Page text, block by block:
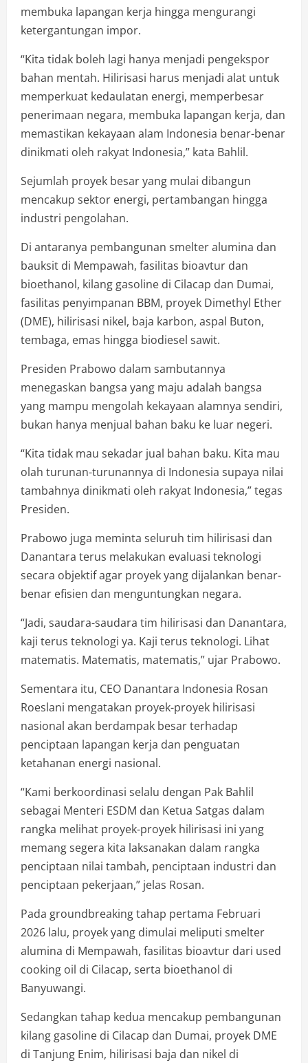
membuka lapangan kerja hingga mengurangi
ketergantungan impor.
“Kita tidak boleh lagi hanya menjadi pengekspor
bahan mentah. Hilirisasi harus menjadi alat untuk
memperkuat kedaulatan energi, memperbesar
penerimaan negara, membuka lapangan kerja, dan
memastikan kekayaan alam Indonesia benar-benar
dinikmati oleh rakyat Indonesia,” kata Bahlil.
Sejumlah proyek besar yang mulai dibangun
mencakup sektor energi, pertambangan hingga
industri pengolahan.
Di antaranya pembangunan smelter alumina dan
bauksit di Mempawah, fasilitas bioavtur dan
bioethanol, kilang gasoline di Cilacap dan Dumai,
fasilitas penyimpanan BBM, proyek Dimethyl Ether
(DME), hilirisasi nikel, baja karbon, aspal Buton,
tembaga, emas hingga biodiesel sawit.
Presiden Prabowo dalam sambutannya
menegaskan bangsa yang maju adalah bangsa
yang mampu mengolah kekayaan alamnya sendiri,
bukan hanya menjual bahan baku ke luar negeri.
“Kita tidak mau sekadar jual bahan baku. Kita mau
olah turunan-turunannya di Indonesia supaya nilai
tambahnya dinikmati oleh rakyat Indonesia,” tegas
Presiden.
Prabowo juga meminta seluruh tim hilirisasi dan
Danantara terus melakukan evaluasi teknologi
secara objektif agar proyek yang dijalankan benar-
benar efisien dan menguntungkan negara.
“Jadi, saudara-saudara tim hilirisasi dan Danantara,
kaji terus teknologi ya. Kaji terus teknologi. Lihat
matematis. Matematis, matematis,” ujar Prabowo.
Sementara itu, CEO Danantara Indonesia Rosan
Roeslani mengatakan proyek-proyek hilirisasi
nasional akan berdampak besar terhadap
penciptaan lapangan kerja dan penguatan
ketahanan energi nasional.
“Kami berkoordinasi selalu dengan Pak Bahlil
sebagai Menteri ESDM dan Ketua Satgas dalam
rangka melihat proyek-proyek hilirisasi ini yang
memang segera kita laksanakan dalam rangka
penciptaan nilai tambah, penciptaan industri dan
penciptaan pekerjaan,” jelas Rosan.
Pada groundbreaking tahap pertama Februari
2026 lalu, proyek yang dimulai meliputi smelter
alumina di Mempawah, fasilitas bioavtur dari used
cooking oil di Cilacap, serta bioethanol di
Banyuwangi.
Sedangkan tahap kedua mencakup pembangunan
kilang gasoline di Cilacap dan Dumai, proyek DME
di Tanjung Enim, hilirisasi baja dan nikel di